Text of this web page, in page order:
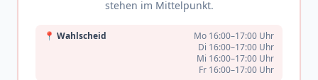
stehen im Mittelpunkt.
📍 Wahlscheid
Mo 16:00–17:00 Uhr
Di 16:00–17:00 Uhr
Mi 16:00–17:00 Uhr
Fr 16:00–17:00 Uhr